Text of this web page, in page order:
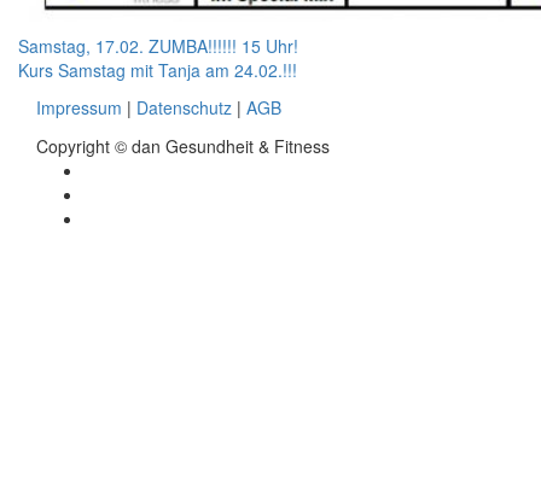
Beitragsnavigation
Samstag, 17.02. ZUMBA!!!!!! 15 Uhr!
Kurs Samstag mit Tanja am 24.02.!!!
Impressum | Datenschutz | AGB
Copyright © dan Gesundheit & Fitness